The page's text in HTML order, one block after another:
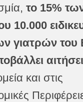
το 15%
10.000
γιατρών του
και στις